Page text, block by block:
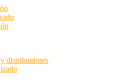
distribuidores